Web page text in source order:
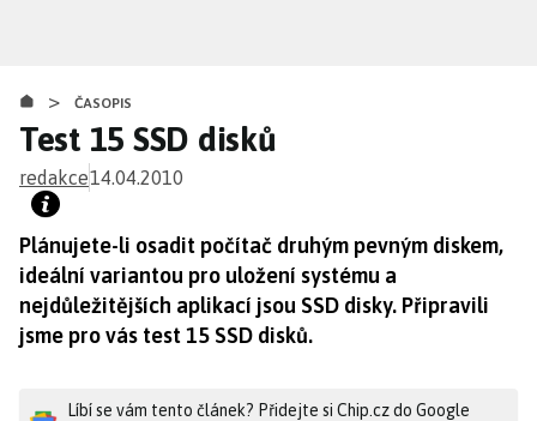
obsahu
> ČASOPIS
Test 15 SSD disků
redakce14.04.2010
Plánujete-li osadit počítač druhým pevným diskem,
ideální variantou pro uložení systému a
nejdůležitějších aplikací jsou SSD disky. Připravili
jsme pro vás test 15 SSD disků.
Líbí se vám tento článek? Přidejte si Chip.cz do Google